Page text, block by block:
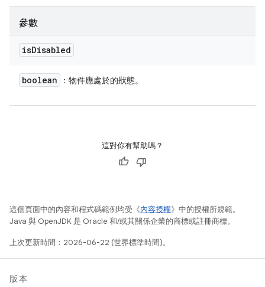
參數
isDisabled
boolean ：物件應處於的狀態。
這對你有幫助嗎？
這個頁面中的內容和程式碼範例均受《內容授權》中的授權所規範。
Java 與 OpenJDK 是 Oracle 和/或其關係企業的商標或註冊商標。
上次更新時間：2026-06-22 (世界標準時間)。
版本